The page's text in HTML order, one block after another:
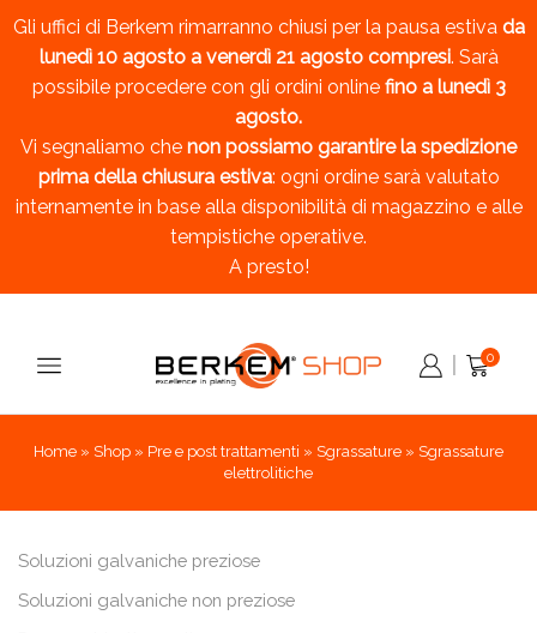
Gli uffici di Berkem rimarranno chiusi per la pausa estiva da
lunedì 10 agosto a venerdì 21 agosto compresi. Sarà
possibile procedere con gli ordini online fino a lunedì 3
agosto.
Vi segnaliamo che non possiamo garantire la spedizione
prima della chiusura estiva: ogni ordine sarà valutato
internamente in base alla disponibilità di magazzino e alle
tempistiche operative.
A presto!
0
Home » Shop » Pre e post trattamenti » Sgrassature » Sgrassature
elettrolitiche
Soluzioni galvaniche preziose
Soluzioni galvaniche non preziose